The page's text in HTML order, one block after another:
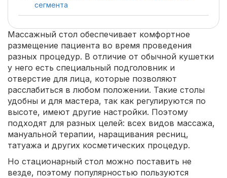
сегмента
Массажный стол обеспечивает комфортное
размещение пациента во время проведения
разных процедур. В отличие от обычной кушетки
у него есть специальный подголовник и
отверстие для лица, которые позволяют
расслабиться в любом положении. Такие столы
удобны и для мастера, так как регулируются по
высоте, имеют другие настройки. Поэтому
подходят для разных целей: всех видов массажа,
мануальной терапии, наращивания ресниц,
татуажа и других косметических процедур.
Но стационарный стол можно поставить не
везде, поэтому популярностью пользуются